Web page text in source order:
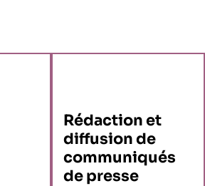
Rédaction et
diffusion de
communiqués
de presse